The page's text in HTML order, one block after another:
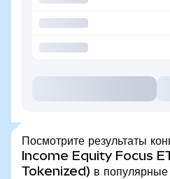
Посмотрите результаты
Income Equity Focus
Tokenized) в популярные